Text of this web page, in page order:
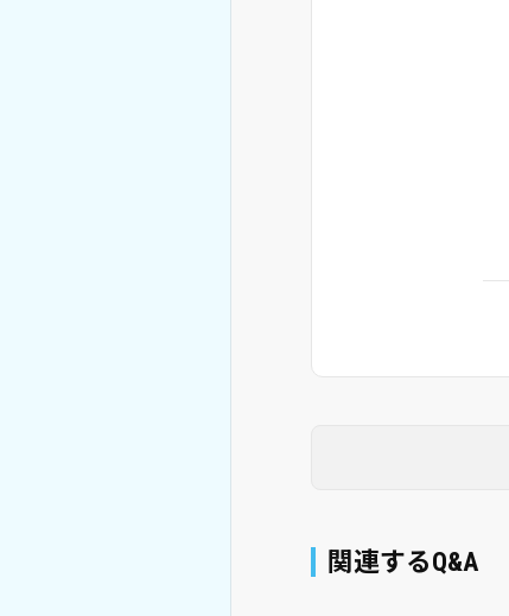
関連するQ&A